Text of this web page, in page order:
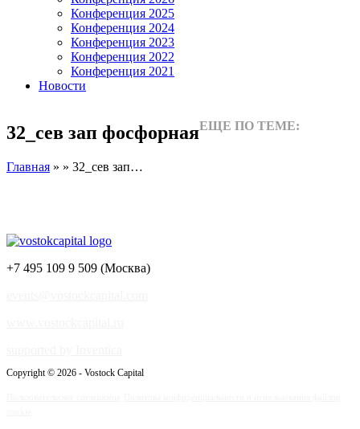
Конференция 2025
Конференция 2024
Конференция 2023
Конференция 2022
Конференция 2021
Новости
32_сев зап фосфорная
Главная » » 32_сев зап…
ЕЩЕ ПО ТЕМЕ:
+7 495 109 9 509 (Москва)
Copyright © 2026 - Vostock Capital